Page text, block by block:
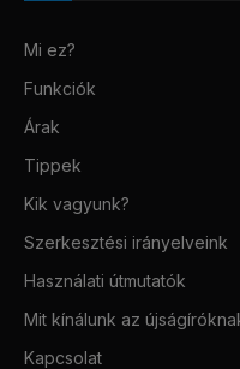
Mi ez?
Funkciók
Árak
Tippek
Kik vagyunk?
Szerkesztési irányelveink
Használati útmutatók
Mit kínálunk az
Kapcsolat